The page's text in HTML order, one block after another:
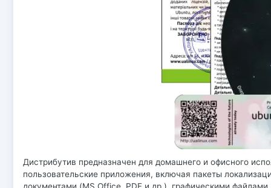
Дистрибутив предназначен для домашнего и офисного
пользовательские приложения, включая пакеты